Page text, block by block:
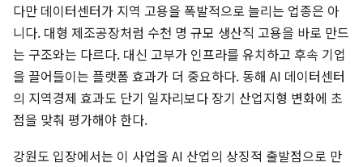
다만 데이터센터가 지역 고용을 폭발적으로 늘리는 업종은 아
니다. 대형 제조공장처럼 수천 명 규모 생산직 고용을 바로 만드
는 구조와는 다르다. 대신 고부가 인프라를 유치하고 후속 기업
을 끌어들이는 플랫폼 효과가 더 중요하다. 동해 AI 데이터센터
의 지역경제 효과도 단기 일자리보다 장기 산업지형 변화에 초
점을 맞춰 평가해야 한다.
강원도 입장에서는 이 사업을 AI 산업의 상징적 출발점으로 만